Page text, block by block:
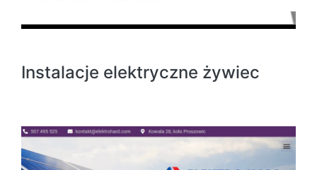
Instalacje elektryczne żywiec